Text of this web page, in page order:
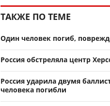
ТАКЖЕ ПО ТЕМЕ
Один человек погиб,
Россия обстреляла центр
Россия ударила двумя
человека погибли